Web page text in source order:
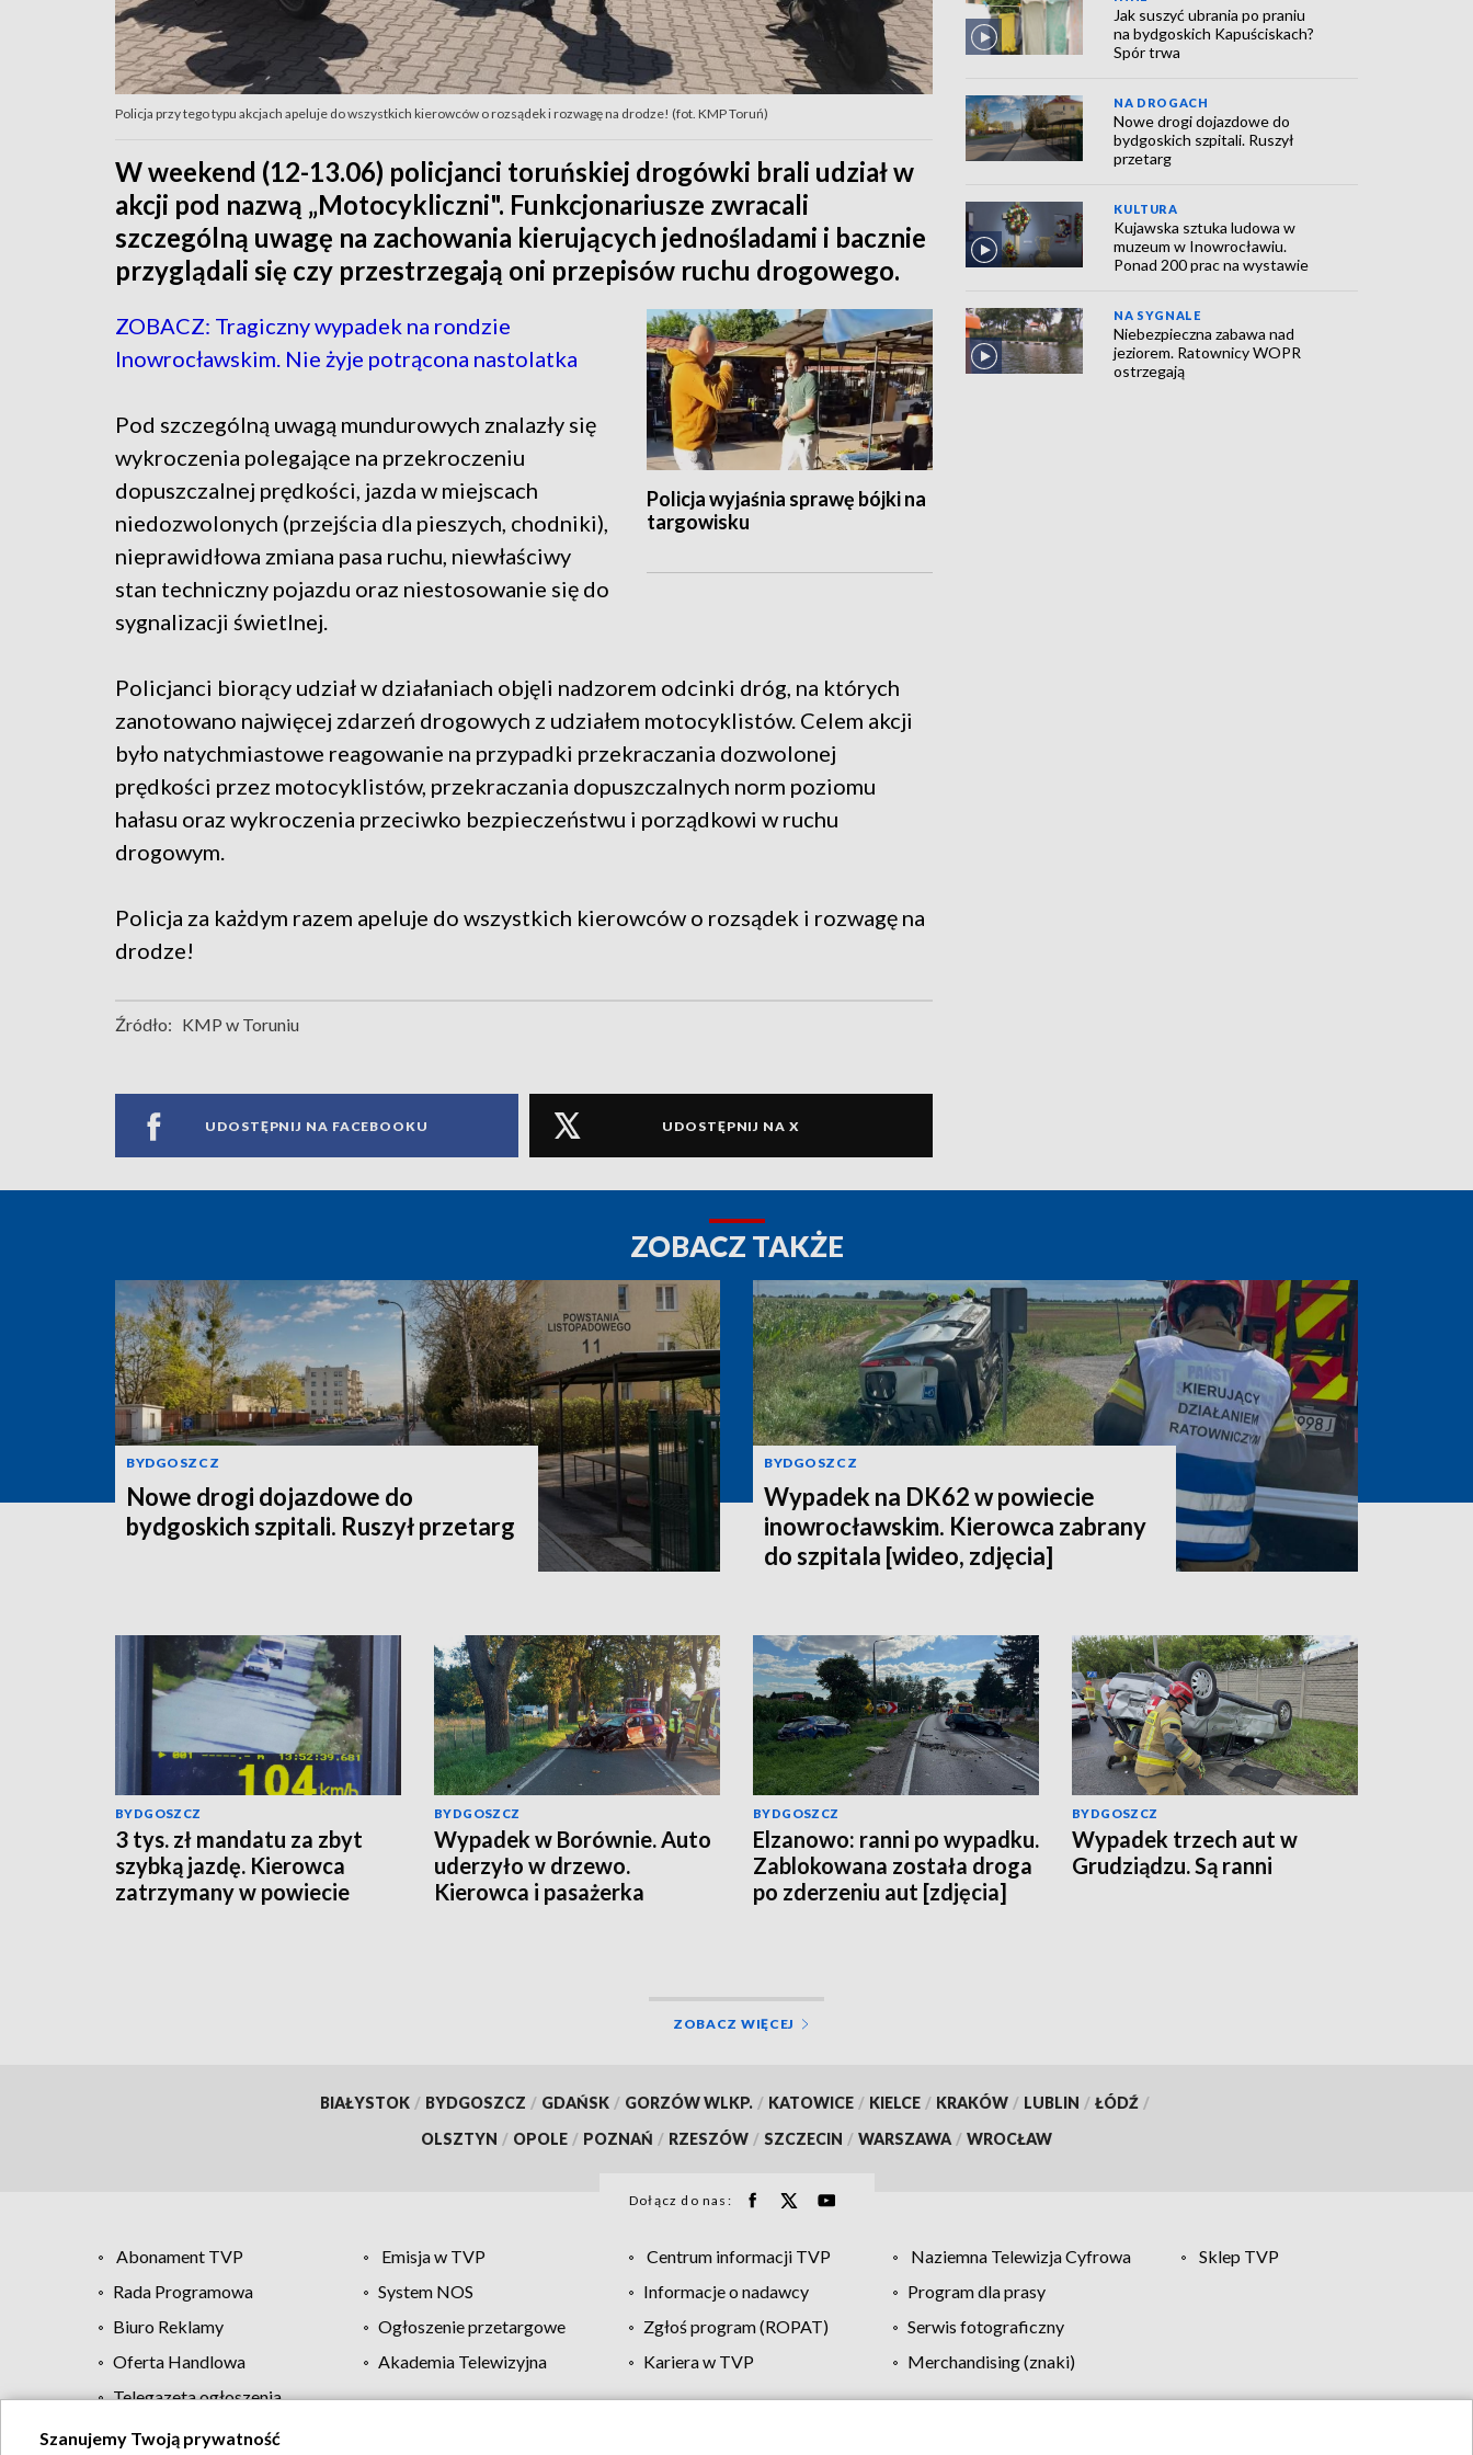
Policja przy tego typu akcjach apeluje do wszystkich kierowców o rozsądek i rozwagę na drodze! (fot. KMP Toruń)
W weekend (12-13.06) policjanci toruńskiej drogówki brali udział w
akcji pod nazwą „Motocykliczni". Funkcjonariusze zwracali
szczególną uwagę na zachowania kierujących jednośladami i bacznie
przyglądali się czy przestrzegają oni przepisów ruchu drogowego.
Policja wyjaśnia sprawę bójki na
targowisku
ZOBACZ: Tragiczny wypadek na rondzie
Inowrocławskim. Nie żyje potrącona nastolatka
Pod szczególną uwagą mundurowych znalazły się
wykroczenia polegające na przekroczeniu
dopuszczalnej prędkości, jazda w miejscach
niedozwolonych (przejścia dla pieszych, chodniki),
nieprawidłowa zmiana pasa ruchu, niewłaściwy
stan techniczny pojazdu oraz niestosowanie się do
sygnalizacji świetlnej.
Policjanci biorący udział w działaniach objęli nadzorem odcinki dróg, na których
zanotowano najwięcej zdarzeń drogowych z udziałem motocyklistów. Celem akcji
było natychmiastowe reagowanie na przypadki przekraczania dozwolonej
prędkości przez motocyklistów, przekraczania dopuszczalnych norm poziomu
hałasu oraz wykroczenia przeciwko bezpieczeństwu i porządkowi w ruchu
drogowym.
Policja za każdym razem apeluje do wszystkich kierowców o rozsądek i rozwagę na
drodze!
Źródło: KMP w Toruniu
UDOSTĘPNIJ NA FACEBOOKU UDOSTĘPNIJ NA X
Jak suszyć ubrania po praniu
na bydgoskich Kapuściskach?
Spór trwa
NA DROGACH
Nowe drogi dojazdowe do
bydgoskich szpitali. Ruszył
przetarg
KULTURA
Kujawska sztuka ludowa w
muzeum w Inowrocławiu.
Ponad 200 prac na wystawie
NA SYGNALE
Niebezpieczna zabawa nad
jeziorem. Ratownicy WOPR
ostrzegają
ZOBACZ TAKŻE
BYDGOSZCZ
Nowe drogi dojazdowe do
bydgoskich szpitali. Ruszył przetarg
BYDGOSZCZ
Wypadek na DK62 w powiecie
inowrocławskim. Kierowca zabrany
do szpitala [wideo, zdjęcia]
BYDGOSZCZ
3 tys. zł mandatu za zbyt
szybką jazdę. Kierowca
zatrzymany w powiecie
BYDGOSZCZ
Wypadek w Borównie. Auto
uderzyło w drzewo.
Kierowca i pasażerka
BYDGOSZCZ
Elzanowo: ranni po wypadku.
Zablokowana została droga
po zderzeniu aut [zdjęcia]
BYDGOSZCZ
Wypadek trzech aut w
Grudziądzu. Są ranni
ZOBACZ WIĘCEJ
BIAŁYSTOK / BYDGOSZCZ / GDAŃSK / GORZÓW WLKP. / KATOWICE / KIELCE / KRAKÓW / LUBLIN / ŁÓDŹ /
OLSZTYN / OPOLE / POZNAŃ / RZESZÓW / SZCZECIN / WARSZAWA / WROCŁAW
Dołącz do nas:
Abonament TVP Emisja w TVP Centrum informacji TVP Naziemna Telewizja Cyfrowa
Sklep TVP
Rada Programowa
System NOS Informacje o nadawcy
Program dla prasy
Biuro Reklamy
Ogłoszenie przetargowe Zgłoś program (ROPAT)
Serwis fotograficzny
Oferta Handlowa
Akademia Telewizyjna Kariera w TVP
Merchandising (znaki)
Telegazeta ogłoszenia
Szanujemy Twoją prywatność